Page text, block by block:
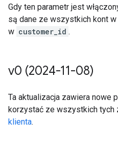
Gdy ten parametr jest
są dane ze wszystkich kont
w customer_id .
v0 (2024-11-08)
Ta aktualizacja zawiera nowe
korzystać ze wszystkich tych
klienta.